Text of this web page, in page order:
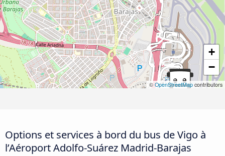
+
−
© OpenStreetMap contributors
Options et services à bord du bus de Vigo à
l’Aéroport Adolfo-Suárez Madrid-Barajas